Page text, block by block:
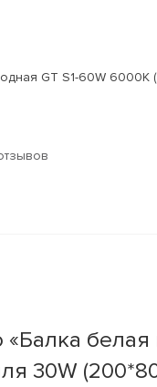
GT S1-60W 6000K
30W